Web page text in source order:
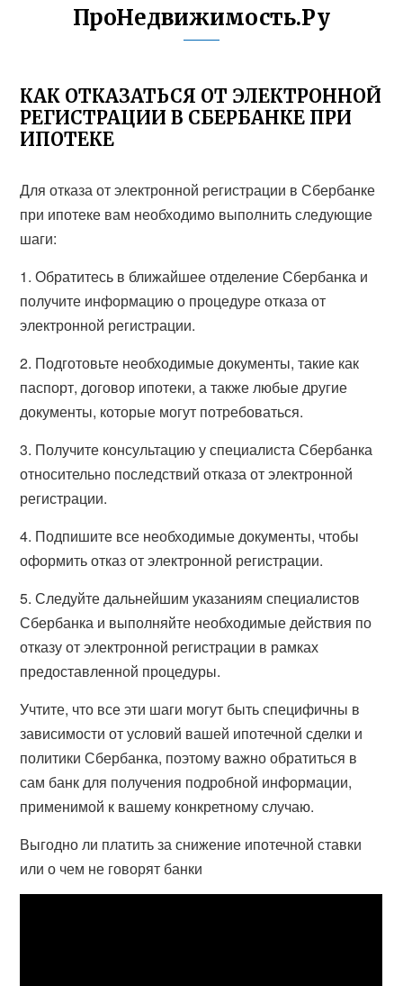
ПроНедвижимость.Ру
КАК ОТКАЗАТЬСЯ ОТ ЭЛЕКТРОННОЙ
РЕГИСТРАЦИИ В СБЕРБАНКЕ ПРИ
ИПОТЕКЕ
Для отказа от электронной регистрации в Сбербанке
при ипотеке вам необходимо выполнить следующие
шаги:
1. Обратитесь в ближайшее отделение Сбербанка и
получите информацию о процедуре отказа от
электронной регистрации.
2. Подготовьте необходимые документы, такие как
паспорт, договор ипотеки, а также любые другие
документы, которые могут потребоваться.
3. Получите консультацию у специалиста Сбербанка
относительно последствий отказа от электронной
регистрации.
4. Подпишите все необходимые документы, чтобы
оформить отказ от электронной регистрации.
5. Следуйте дальнейшим указаниям специалистов
Сбербанка и выполняйте необходимые действия по
отказу от электронной регистрации в рамках
предоставленной процедуры.
Учтите, что все эти шаги могут быть специфичны в
зависимости от условий вашей ипотечной сделки и
политики Сбербанка, поэтому важно обратиться в
сам банк для получения подробной информации,
применимой к вашему конкретному случаю.
Выгодно ли платить за снижение ипотечной ставки
или о чем не говорят банки